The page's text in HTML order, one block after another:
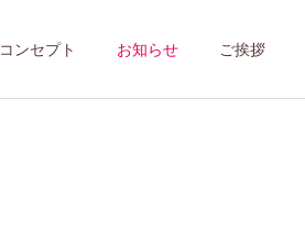
コンセプト お知らせ ご挨拶